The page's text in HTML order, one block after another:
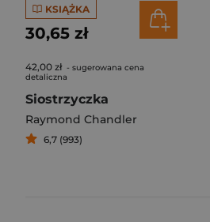
KSIĄŻKA
30,65 zł
42,00 zł - sugerowana cena
detaliczna
Siostrzyczka
Raymond Chandler
6,7 (993)